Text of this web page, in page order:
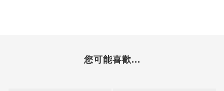
您可能喜歡...